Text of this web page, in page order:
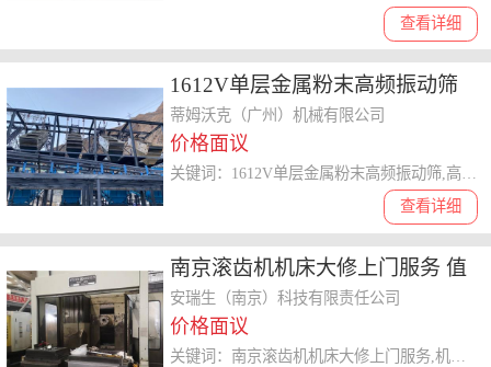
查看详细
1612V单层金属粉末高频振动筛
蒂姆沃克机械供应
蒂姆沃克（广州）机械有限公司
价格面议
查看详细
南京滚齿机机床大修上门服务 值
得信赖 安瑞生（南京）科技供应
安瑞生（南京）科技有限责任公司
价格面议
关键词：南京滚齿机机床大修上门服务,机床大修